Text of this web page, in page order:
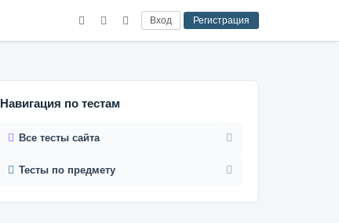
Вход Регистрация
Навигация по тестам
Все тесты сайта
Тесты по предмету